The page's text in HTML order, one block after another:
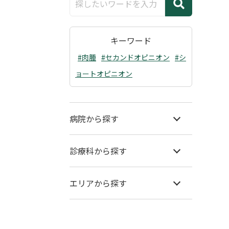
キーワード
#肉腫 #セカンドオピニオン #シ
ョートオピニオン
病院から探す
診療科から探す
エリアから探す